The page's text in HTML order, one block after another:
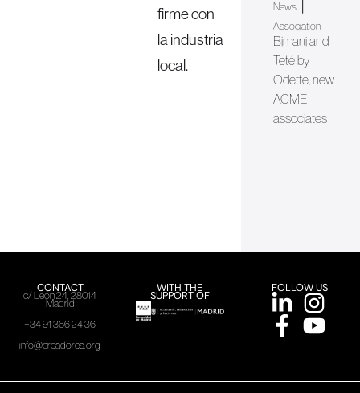
firme con
la industria
local.
News
Association
Bimani and
Teté by
Odette, new
ACME
associates
CONTACT
c/ León 24, 28014
Madrid
+34 91 366 24 36
info@creadores.org
WITH THE
SUPPORT OF
FOLLOW US